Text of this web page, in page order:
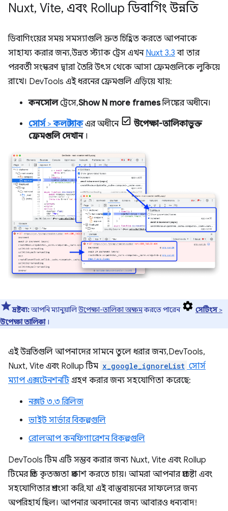
Nuxt, Vite, এবং Rollup ডিবাগিং উন্নতি
ডিবাগিংয়ের সময় সমস্যাগুলি দ্রুত চিহ্নিত করতে আপনাকে
সাহায্য করার জন্য, উন্নত স্ট্যাক ট্রেস এখন Nuxt 3.3 বা তার
পরবর্তী সংস্করণ দ্বারা তৈরি উৎস থেকে আসা ফ্রেমগুলিকে লুকিয়ে
রাখে। DevTools এই ধরনের ফ্রেমগুলি এড়িয়ে যায়:
কনসোলট্রেসে,Show N more framesলিঙ্কের অধীনে।
সোর্স>কল স্ট্যাকএর অধীনে
উপেক্ষা-তালিকাভুক্ত
ফ্রেমগুলি দেখান।
দ্রষ্টব্য:আপনি ম্যানুয়ালিউপেক্ষা-তালিকা অক্ষমকরতে পারেন সেটিংস>
উপেক্ষা তালিকা।
এই উন্নতিগুলি আপনাদের সামনে তুলে ধরার জন্য, DevTools,
Nuxt, Vite এবং Rollup টিম x_google_ignoreList সোর্স
ম্যাপ এক্সটেনশনটিগ্রহণ করার জন্য সহযোগিতা করেছে:
নক্সট ৩.৩ রিলিজ
ভাইট সার্ভার বিকল্পগুলি
রোলআপ কনফিগারেশন বিকল্পগুলি
DevTools টিম এটি সম্ভব করার জন্য Nuxt, Vite এবং Rollup
টিমের প্রতি কৃতজ্ঞতা প্রকাশ করতে চায়। আমরা আপনার প্রচেষ্টা এবং
সহযোগিতার প্রশংসা করি, যা এই বাস্তবায়নের সাফল্যের জন্য
অপরিহার্য ছিল। আপনার অবদানের জন্য আবারও ধন্যবাদ!